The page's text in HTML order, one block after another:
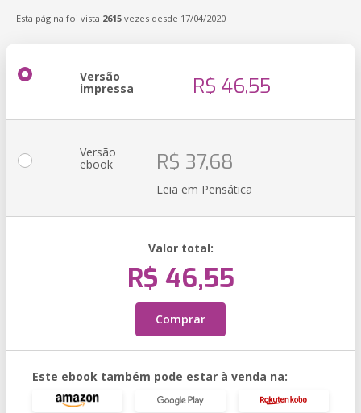
Esta página foi vista 2615 vezes desde 17/04/2020
Versão
impressa R$ 46,55
Versão
ebook R$ 37,68
Leia em Pensática
Valor total:
R$ 46,55
Comprar
Este ebook também pode estar à venda na: